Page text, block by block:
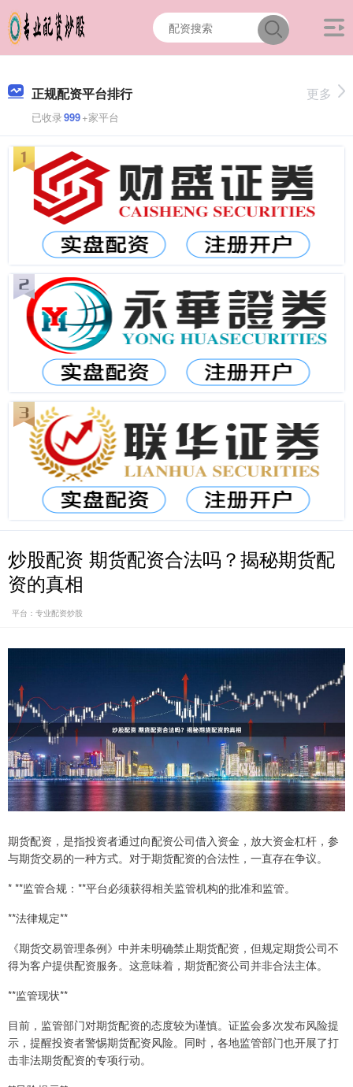
正规配资平台排行
已收录999+家平台
更多
炒股配资 期货配资合法吗？揭秘期货配
资的真相
平台：专业配资炒股
期货配资，是指投资者通过向配资公司借入资金，放大资金杠杆，参
与期货交易的一种方式。对于期货配资的合法性，一直存在争议。
* **监管合规：**平台必须获得相关监管机构的批准和监管。
**法律规定**
《期货交易管理条例》中并未明确禁止期货配资，但规定期货公司不
得为客户提供配资服务。这意味着，期货配资公司并非合法主体。
**监管现状**
目前，监管部门对期货配资的态度较为谨慎。证监会多次发布风险提
示，提醒投资者警惕期货配资风险。同时，各地监管部门也开展了打
击非法期货配资的专项行动。